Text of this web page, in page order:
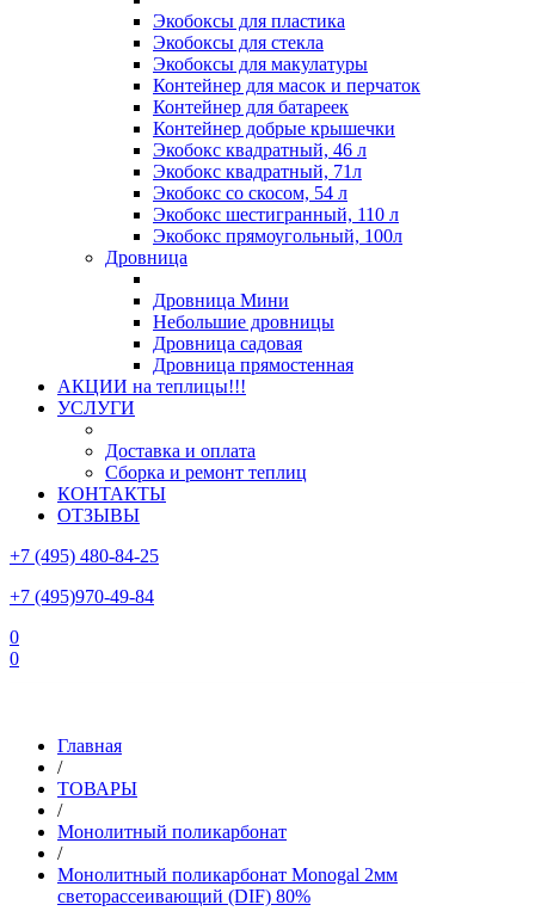
Экобоксы для пластика
Экобоксы для стекла
Экобоксы для макулатуры
Контейнер для масок и перчаток
Контейнер для батареек
Контейнер добрые крышечки
Экобокс квадратный, 46 л
Экобокс квадратный, 71л
Экобокс со скосом, 54 л
Экобокс шестигранный, 110 л
Экобокс прямоугольный, 100л
Дровница
Дровница Мини
Небольшие дровницы
Дровница садовая
Дровница прямостенная
АКЦИИ на теплицы!!!
УСЛУГИ
Доставка и оплата
Сборка и ремонт теплиц
КОНТАКТЫ
ОТЗЫВЫ
+7 (495) 480-84-25
+7 (495)970-49-84
0
0
Главная
/
ТОВАРЫ
/
Монолитный поликарбонат
/
Монолитный поликарбонат Monogal 2мм
светорассеивающий (DIF) 80%